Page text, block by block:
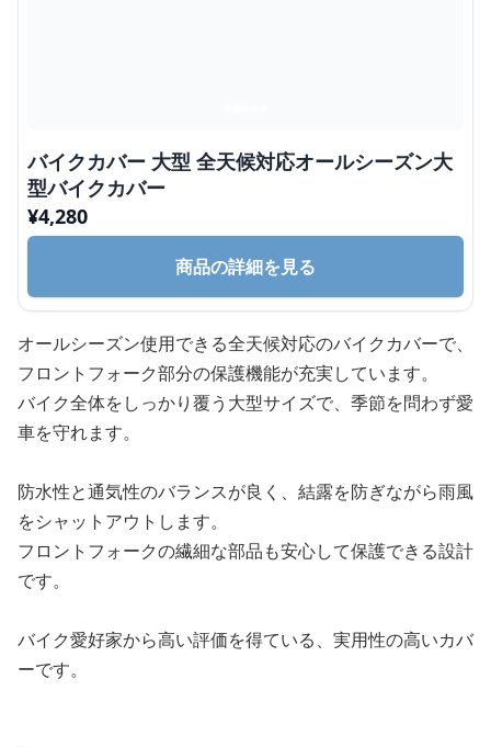
バイクカバー 大型 全天候対応オールシーズン大
型バイクカバー
¥4,280
商品の詳細を見る
オールシーズン使用できる全天候対応のバイクカバーで、
フロントフォーク部分の保護機能が充実しています。
バイク全体をしっかり覆う大型サイズで、季節を問わず愛
車を守れます。
防水性と通気性のバランスが良く、結露を防ぎながら雨風
をシャットアウトします。
フロントフォークの繊細な部品も安心して保護できる設計
です。
バイク愛好家から高い評価を得ている、実用性の高いカバ
ーです。